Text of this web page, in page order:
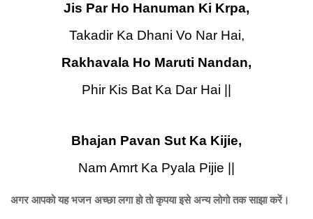
Jis Par Ho Hanuman Ki Krpa,
Takadir Ka Dhani Vo Nar Hai,
Rakhavala Ho Maruti Nandan,
Phir Kis Bat Ka Dar Hai ||
Bhajan Pavan Sut Ka Kijie,
Nam Amrt Ka Pyala Pijie ||
अगर आपको यह भजन अच्छा लगा हो तो कृपया इसे अन्य लोगो तक साझा करें।